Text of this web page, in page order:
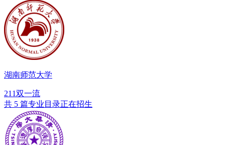
湖南师范大学
211双一流
共 5 篇专业目录正在招生